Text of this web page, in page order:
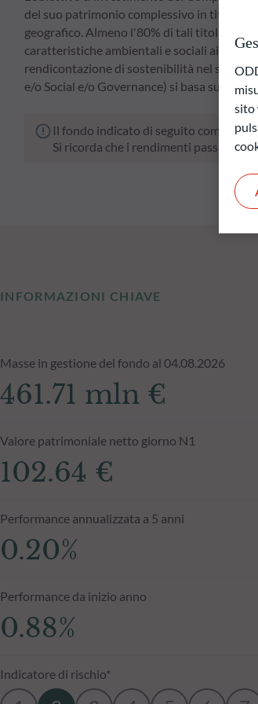
del suo patrimonio complessivo in titoli di
geografico. Almeno l'80% di tali titoli di
caratteristiche ambientali e sociali ai sensi
rendicontazione di sostenibilità nel settore
e/o Social e/o Governance) si basa sul
Il fondo indicato di seguito comporta
Si ricorda che i rendimenti passati
INFORMAZIONI CHIAVE
Masse in gestione del fondo al 04.08.2026
461.71 mln €
Valore patrimoniale netto giorno N1
102.64 €
Performance annualizzata a 5 anni
0.20%
Performance da inizio anno
0.88%
Indicatore di rischio*
sito